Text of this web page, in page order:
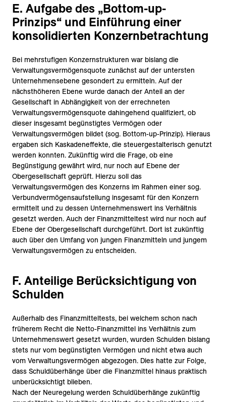
E. Aufgabe des „Bottom-up-
Prinzips“ und Einführung einer
konsolidierten Konzernbetrachtung
Bei mehrstufigen Konzernstrukturen war bislang die
Verwaltungsvermögensquote zunächst auf der untersten
Unternehmensebene gesondert zu ermitteln. Auf der
nächsthöheren Ebene wurde danach der Anteil an der
Gesellschaft in Abhängigkeit von der errechneten
Verwaltungsvermögensquote dahingehend qualifiziert, ob
dieser insgesamt begünstigtes Vermögen oder
Verwaltungsvermögen bildet (sog. Bottom-up-Prinzip). Hieraus
ergaben sich Kaskadeneffekte, die steuergestalterisch genutzt
werden konnten. Zukünftig wird die Frage, ob eine
Begünstigung gewährt wird, nur noch auf Ebene der
Obergesellschaft geprüft. Hierzu soll das
Verwaltungsvermögen des Konzerns im Rahmen einer sog.
Verbundvermögensaufstellung insgesamt für den Konzern
ermittelt und zu dessen Unternehmenswert ins Verhältnis
gesetzt werden. Auch der Finanzmitteltest wird nur noch auf
Ebene der Obergesellschaft durchgeführt. Dort ist zukünftig
auch über den Umfang von jungen Finanzmitteln und jungem
Verwaltungsvermögen zu entscheiden.
F. Anteilige Berücksichtigung von
Schulden
Außerhalb des Finanzmitteltests, bei welchem schon nach
früherem Recht die Netto-Finanzmittel ins Verhältnis zum
Unternehmenswert gesetzt wurden, wurden Schulden bislang
stets nur vom begünstigten Vermögen und nicht etwa auch
vom Verwaltungsvermögen abgezogen. Dies hatte zur Folge,
dass Schuldüberhänge über die Finanzmittel hinaus praktisch
unberücksichtigt blieben.
Nach der Neuregelung werden Schuldüberhänge zukünftig